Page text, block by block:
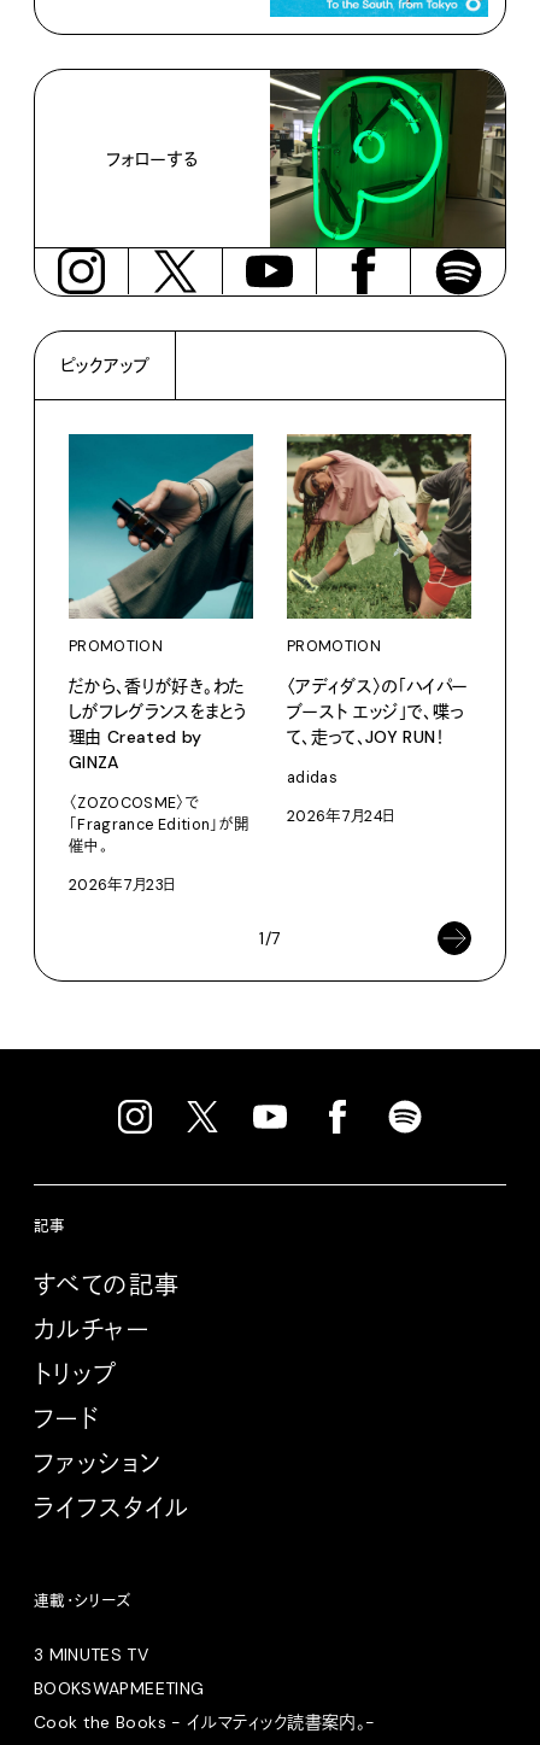
フォローする
ピックアップ
PROMOTION
だから、香りが好き。わた
しがフレグランスをまとう
理由 Created by
GINZA
〈ZOZOCOSME〉で
「Fragrance Edition」が開
催中。
2026年7月23日
PROMOTION
〈アディダス〉の「ハイパー
ブースト エッジ」で、喋っ
て、走って、JOY RUN！
adidas
2026年7月24日
1/7
記事
すべての記事
カルチャー
トリップ
フード
ファッション
ライフスタイル
連載・シリーズ
3 MINUTES TV
BOOKSWAPMEETING
Cook the Books - イルマティック読書案内。-